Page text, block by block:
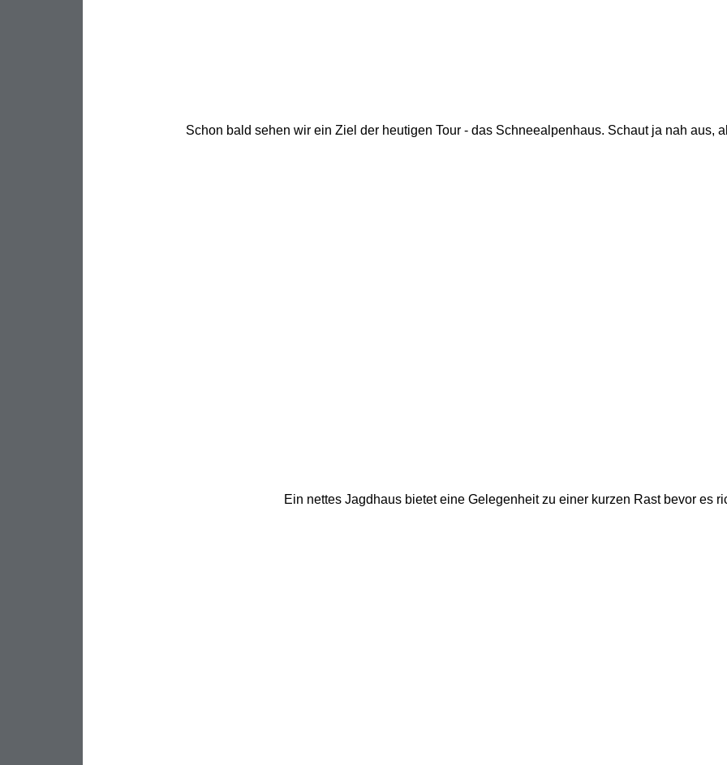
Schon bald sehen wir ein Ziel der heutigen Tour - das Schneealpenhaus. Schaut ja nah aus,
Ein nettes Jagdhaus bietet eine Gelegenheit zu einer kurzen Rast bevor es